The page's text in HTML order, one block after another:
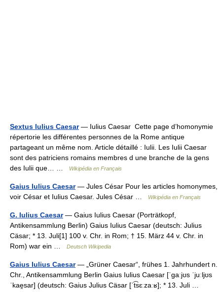
Sextus Iulius Caesar— Iulius Caesar Cette page d’homonymie
répertorie les différentes personnes de la Rome antique
partageant un même nom. Article détaillé : Iulii. Les Iulii Caesar
sont des patriciens romains membres d une branche de la gens
des Iulii que… …
Wikipédia en Français
Gaius Iulius Caesar— Jules César Pour les articles homonymes,
voir César et Iulius Caesar. Jules César …
Wikipédia en Français
G. Iulius Caesar— Gaius Iulius Caesar (Porträtkopf,
Antikensammlung Berlin) Gaius Iulius Caesar (deutsch: Julius
Cäsar; * 13. Juli[1] 100 v. Chr. in Rom; † 15. März 44 v. Chr. in
Rom) war ein …
Deutsch Wikipedia
Gaius Iulius Caesar— „Grüner Caesar“, frühes 1. Jahrhundert n.
Chr., Antikensammlung Berlin Gaius Iulius Caesar [ˈgaːjʊs ˈjuːljʊs
ˈkae̯sar] (deutsch: Gaius Julius Cäsar [ˈt͡sɛːzaːʁ]; * 13. Juli …